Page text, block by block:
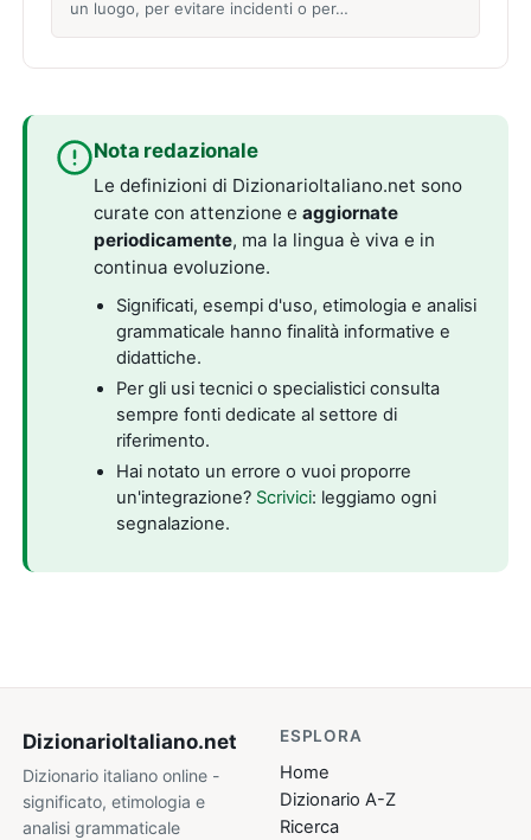
un luogo, per evitare incidenti o per…
Nota redazionale
Le definizioni di DizionarioItaliano.net sono
curate con attenzione eaggiornate
periodicamente, ma la lingua è viva e in
continua evoluzione.
Significati, esempi d'uso, etimologia e analisi
grammaticale hanno finalità informative e
didattiche.
Per gli usi tecnici o specialistici consulta
sempre fonti dedicate al settore di
riferimento.
Hai notato un errore o vuoi proporre
un'integrazione? Scrivici: leggiamo ogni
segnalazione.
DizionarioItaliano.net
Dizionario italiano online -
significato, etimologia e
analisi grammaticale
ESPLORA
Home
Dizionario A-Z
Ricerca